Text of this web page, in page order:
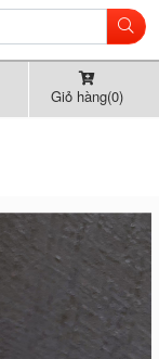
Giỏ hàng(0)